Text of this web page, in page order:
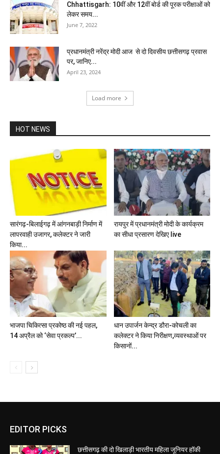
Chhattisgarh: 10वीं और 12वीं बोर्ड की पूरक परीक्षाओं को
लेकर समय...
June 7, 2022
प्रधानमंत्री नरेंद्र मोदी आज से दो दिवसीय छत्तीसगढ़ प्रवास
पर, जानिए...
April 23, 2024
Load more
HOT NEWS
सारंगढ़-बिलाईगढ़ में आंगनबाड़ी निर्माण में
लापरवाही उजागर, कलेक्टर ने जारी
किया...
रायपुर में प्रधानमंत्री मोदी के कार्यक्रम
का सीधा प्रसारण देखिए live
भाजपा चिकित्सा प्रकोष्ठ की नई पहल,
14 अप्रैल को ‘सेवा प्रकल्प’...
धान उपार्जन केन्द्र डौरा-कोचली का
कलेक्टर ने किया निरीक्षण,व्यवस्थाओं पर
किसानों...
EDITOR PICKS
छत्तीसगढ़ की दो खिलाड़ी भारतीय महिला जूनियर हॉकी